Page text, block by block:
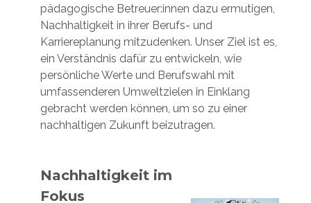
pädagogische Betreuer:innen dazu ermutigen,
Nachhaltigkeit in ihrer Berufs- und
Karriereplanung mitzudenken. Unser Ziel ist es,
ein Verständnis dafür zu entwickeln, wie
persönliche Werte und Berufswahl mit
umfassenderen Umweltzielen in Einklang
gebracht werden können, um so zu einer
nachhaltigen Zukunft beizutragen.
Nachhaltigkeit im
Fokus